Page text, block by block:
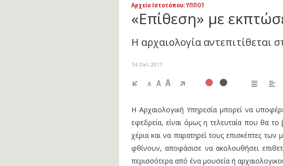
Αρχείο Ιστοτόπου: ΥΠΠΟΤ
«Επίθεση» με
Η αρχαιολογία αντεπιτίθεται
14 Οκτ 2011
A A A
Η Αρχαιολογική Υπηρεσία μπορεί να
εφεδρεία, είναι όμως η τελευταία που θα
χέρια και να παρατηρεί τους επισκέπτες
φθίνουν, αποφάσισε να ακολουθήσει
περισσότερα από ένα μουσεία ή